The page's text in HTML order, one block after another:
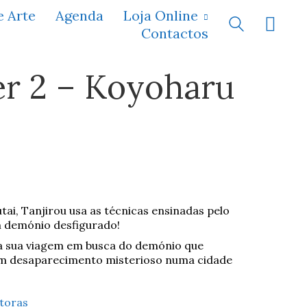
Arte Agenda
Loja Online
Contactos
2 – Koyoharu
Tanjirou usa as técnicas ensinadas pelo
desfigurado!
viagem em busca do demónio que
desaparecimento misterioso numa cidade